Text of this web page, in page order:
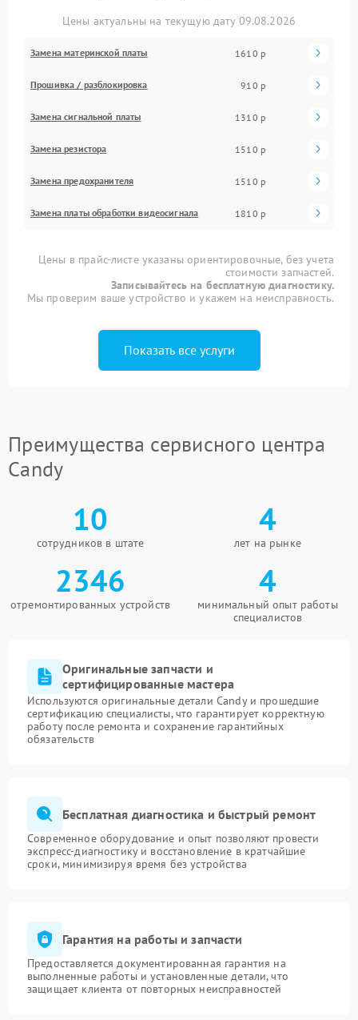
Цены актуальны на текущую дату 09.08.2026
Замена материнской платы 1610 р
Прошивка / разблокировка 910 р
Замена сигнальной платы 1310 р
Замена резистора 1510 р
Замена предохранителя 1510 р
Замена платы обработки видеосигнала 1810 р
Цены в прайс-листе указаны ориентировочные, без учета
стоимости запчастей.
Записывайтесь на бесплатную диагностику.
Мы проверим ваше устройство и укажем на неисправность.
Показать все услуги
Преимущества сервисного центра
Candy
10
сотрудников в штате
4
лет на рынке
2346
отремонтированных устройств
4
минимальный опыт работы
специалистов
Оригинальные запчасти и
сертифицированные мастера
Используются оригинальные детали Candy и прошедшие
сертификацию специалисты, что гарантирует корректную
работу после ремонта и сохранение гарантийных
обязательств
Бесплатная диагностика и быстрый ремонт
Современное оборудование и опыт позволяют провести
экспресс-диагностику и восстановление в кратчайшие
сроки, минимизируя время без устройства
Гарантия на работы и запчасти
Предоставляется документированная гарантия на
выполненные работы и установленные детали, что
защищает клиента от повторных неисправностей